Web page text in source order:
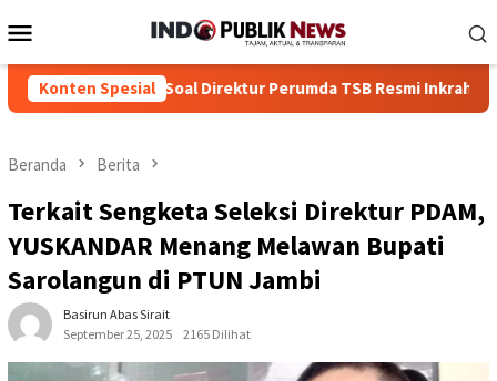
ke
Mobile
Konten Spesial
Soal Direktur Perumda TSB Resmi Inkrah Dua
Beranda Berita
Terkait Sengketa Seleksi Direktur PDAM,
YUSKANDAR Menang Melawan Bupati
Sarolangun di PTUN Jambi
Basirun Abas Sirait
September 25, 2025
2165 Dilihat